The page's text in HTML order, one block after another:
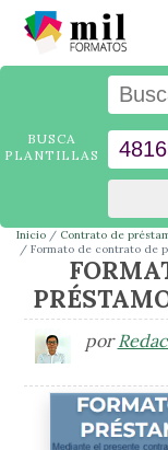
BUSCA
PLANTILLAS
Inicio
Contrato de
Formato de contrato de
por